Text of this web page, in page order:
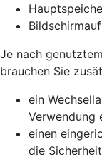
Je nach
brauchen Sie
ein
Verwendung
einen
die